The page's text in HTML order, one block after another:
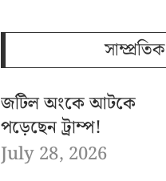
জটিল অংকে আটকে
পড়েছেন ট্রাম্প!
July 28, 2026